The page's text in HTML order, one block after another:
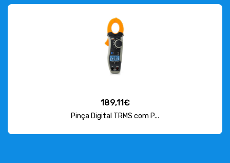
189,11€
Pinça Digital TRMS com P...